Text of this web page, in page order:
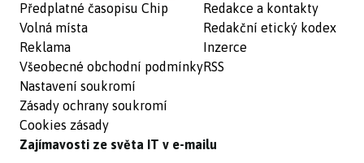
Předplatné časopisu Chip
Volná místa
Reklama
Všeobecné obchodní podmínky
Nastavení soukromí
Zásady ochrany soukromí
Cookies zásady
Redakce a kontakty
Redakční etický kodex
Inzerce
RSS
Zajímavosti ze světa IT v e-mailu